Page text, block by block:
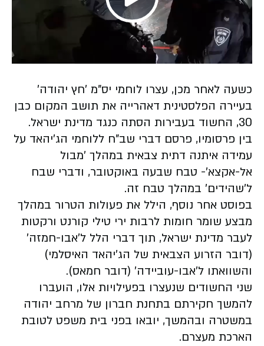
Play
Video
כשעה לאחר מכן, עצרו לוחמי יס"מ 'חץ יהודה'
בעיירה הפלסטינית דאהרייה את תושב המקום כבן
30, החשוד בעבירות הסתה כנגד מדינת ישראל.
בין פרסומיו, פרסם דברי שב"ח ללוחמי הג'יהאד על
עמידה איתנה דתית צבאית במהלך 'מבול
אל-אקצא'- טבח שבעה באוקטובר, ודברי שבח
ל'שהידים' במהלך טבח זה.
בפוסט אחר נוסף, הילל את פעולות הטרור במהלך
מבצע שומר חומות לרבות ירי טילי קורנט ורקטות
לעבר מדינת ישראל, תוך דברי הלל ל'אבו-חמזה'
(דובר הזרוע הצבאית של הג'יהאד האיסלמי)
והשוואתו ל'אבו-עוביידה' (דובר חמאס).
שני החשודים שנעצרו בפעילויות אלו, הועברו
להמשך חקירתם בתחנת חברון של מרחב יהודה
במשטרה ובהמשך, יובאו בפני בית משפט לטובת
הארכת מעצרם.